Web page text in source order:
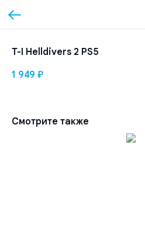
T-I Helldivers 2 PS5
1 949 ₽
Смотрите также